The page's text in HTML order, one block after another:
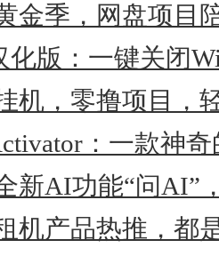
金季，网盘项目
化版：一键关闭
机，零撸项目，
：一款神
新AI功能“问AI”
机产品热推，都